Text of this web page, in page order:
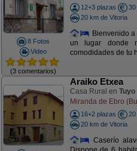
8 Fotos
Video
(3 comentarios)
12+3 plazas
30
20 km de Vitoria
Bienvenido
un lugar donde
comodidades de tu
Araiko Etxea
Casa Rural en Tuyo
Miranda de Ebro
16+2 plazas
20
20 km de Vitoria
Caserío